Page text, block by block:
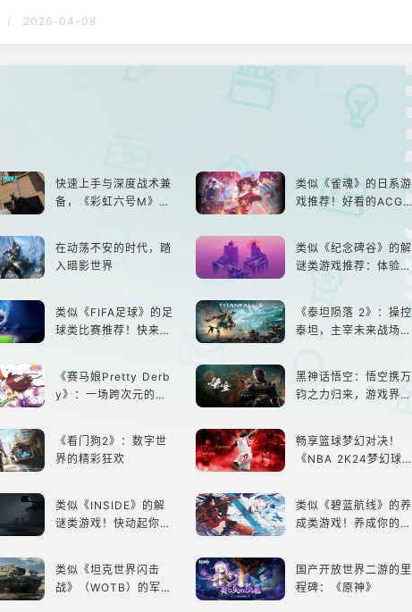
「幻影回廊」，通关副本后，可获得能提升攻击力与防御力的守护者
装备奖励。进入该远征副本所需的最低装备
/ 2026-04-08
快速上手与深度战术兼
备，《彩虹六号M》是
类似《雀魂》的日系游
戏推荐！好看的ACG看
在动荡不安的时代，踏
入暗影世界
类似《纪念碑谷》的解
谜类游戏推荐：体验沉
类似《FIFA足球》的足
球类比赛推荐！快来赢
《泰坦陨落 2》：操控
泰坦，主宰未来战场；
《赛马娘Pretty Derb
y》：一场跨次元的竞
黑神话悟空：悟空携万
钧之力归来，游戏界的
《看门狗2》：数字世
界的精彩狂欢
畅享篮球梦幻对决！
《NBA 2K24梦幻球
类似《INSIDE》的解
谜类游戏！快动起你的
类似《碧蓝航线》的养
成类游戏！养成你的梦
类似《坦克世界闪击
战》（WOTB）的军事
国产开放世界二游的里
程碑：《原神》